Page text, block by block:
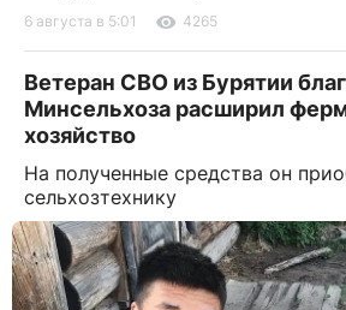
6 августа в 5:01 4265
Ветеран СВО из Бурятии
Минсельхоза расширил
хозяйство
На полученные средства он
сельхозтехнику